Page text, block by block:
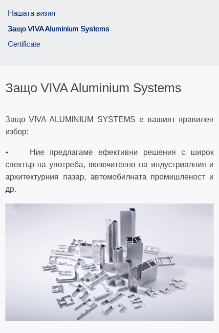
Нашата визия
Защо VIVA Aluminium Systems
Certificate
Защо VIVA Aluminium Systems
Защо VIVA ALUMINIUM SYSTEMS е вашият правилен
избор:
• Ние предлагаме ефективни решения с широк
спектър на употреба, включително на индустриалния и
архитектурния пазар, автомобилната промишленост и
др.